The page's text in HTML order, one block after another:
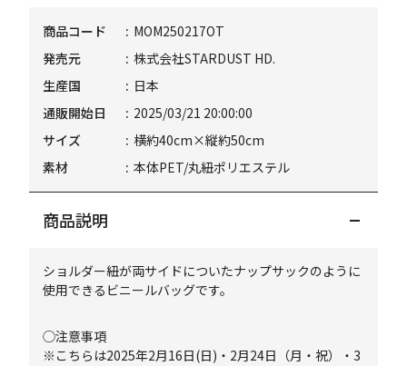
商品コード
MOM250217OT
発売元
株式会社STARDUST HD.
生産国
日本
通販開始日
2025/03/21 20:00:00
サイズ
横約40cm×縦約50cm
素材
本体PET/丸紐ポリエステル
商品説明
ショルダー紐が両サイドについたナップサックのように
使用できるビニールバッグです。
◯注意事項
※こちらは2025年2月16日(日)・2月24日（月・祝）・3